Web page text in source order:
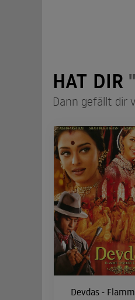
HAT DIR
Dann gefällt dir
Devdas -